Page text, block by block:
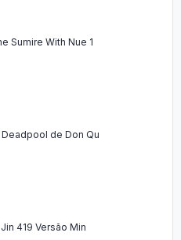
Sumire With Nue 1
de Don Qu
419 Versão Min